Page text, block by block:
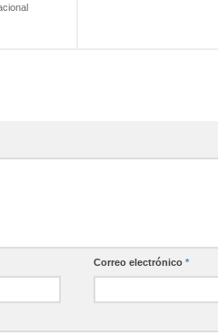
Correo electrónico*